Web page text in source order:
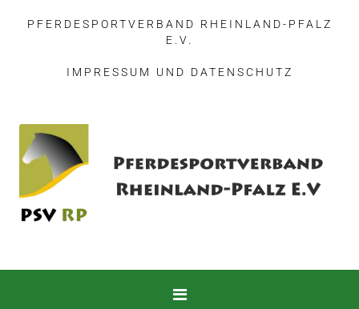
PFERDESPORTVERBAND RHEINLAND-PFALZ
E.V.
IMPRESSUM UND DATENSCHUTZ